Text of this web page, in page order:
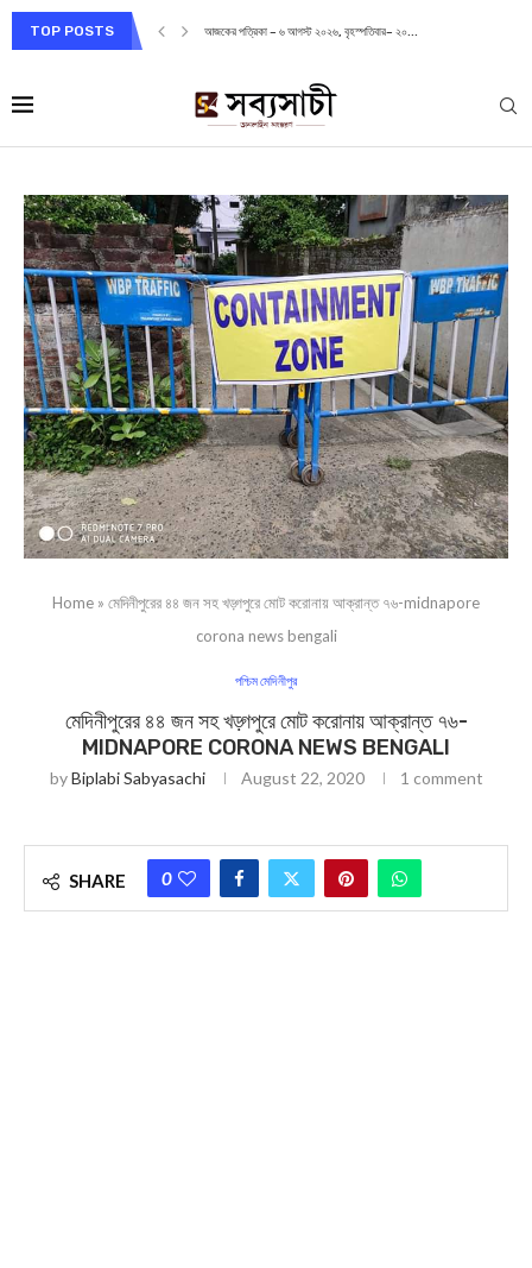
TOP POSTS আজকের পত্রিকা – ৬ আগস্ট ২০২৬, বৃহস্পতিবার– ২০...
Home » মেদিনীপুরের ৪৪ জন সহ খড়্গপুরে মোট করোনায় আক্রান্ত ৭৬-midnapore
corona news bengali
পশ্চিম মেদিনীপুর
মেদিনীপুরের ৪৪ জন সহ খড়্গপুরে মোট করোনায় আক্রান্ত ৭৬-
MIDNAPORE CORONA NEWS BENGALI
byBiplabi Sabyasachi August 22, 2020 1 comment
SHARE 0